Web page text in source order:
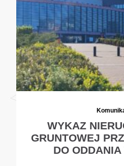
WYKAZ
GRUNTOWEJ
DO